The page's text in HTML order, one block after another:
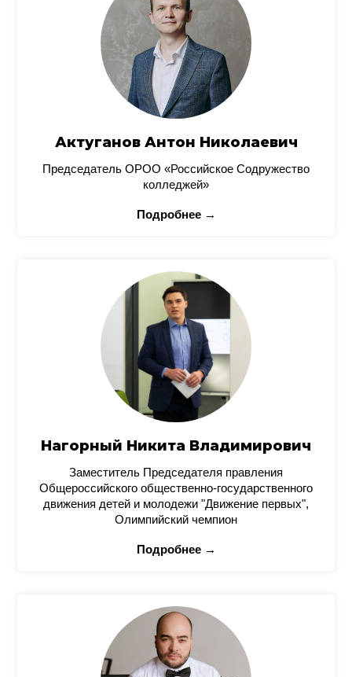
Актуганов Антон Николаевич
Председатель ОРОО «Российское Содружество
колледжей»
Подробнее →
Нагорный Никита Владимирович
Заместитель Председателя правления
Общероссийского общественно-государственного
движения детей и молодежи "Движение первых",
Олимпийский чемпион
Подробнее →